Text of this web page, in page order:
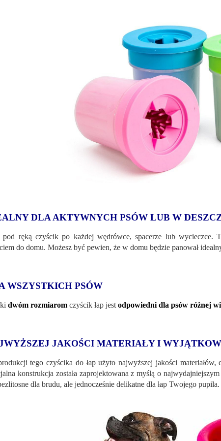
DLA AKTYWNYCH PSÓW LUB W
ręką czyścik po każdej wędrówce, spacerze lub wycieczce.
do domu. Możesz być pewien, że w domu będzie panował
WSZYSTKICH PSÓW
dwóm rozmiarom czyścik łap jest odpowiedni dla psów różnej
JAKOŚCI MATERIAŁY I
tego czyścika do łap użyto najwyższej jakości
konstrukcja została zaprojektowana z myślą o
dla brudu, ale jednocześnie delikatne dla łap Twojego pupila.